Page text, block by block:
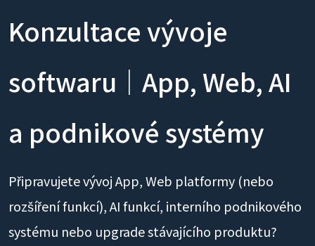
Konzultace vývoje
softwaru｜App, Web, AI
a podnikové systémy
Připravujete vývoj App, Web platformy (nebo
rozšíření funkcí), AI funkcí, interního podnikového
systému nebo upgrade stávajícího produktu?